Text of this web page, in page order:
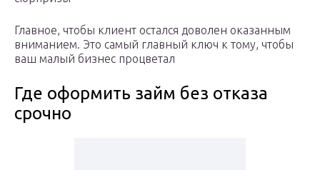
Главное, чтобы клиент остался доволен оказанным
вниманием. Это самый главный ключ к тому, чтобы
ваш малый бизнес процветал
Где оформить займ без отказа
срочно